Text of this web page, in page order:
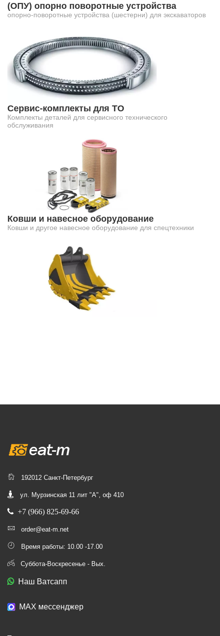
(ОПУ) опорно поворотные устройства
опорно-поворотные устройства (шестерни) для экскаваторов
Сервис-комплекты для ТО
Комплекты деталей для сервисного технического
обслуживания
Ковши и навесное оборудование
Ковши и другое навесное оборудование для спецтехники
192012 Санкт-Петербург
ул. Мурзинская 11 лит "А", оф 410
+7 (966) 825-69-66
order@eat-m.net
Время работы: 10.00 -17.00
Суббота-Воскресенье - Вых.
Наш Ватсапп
МАХ мессенджер